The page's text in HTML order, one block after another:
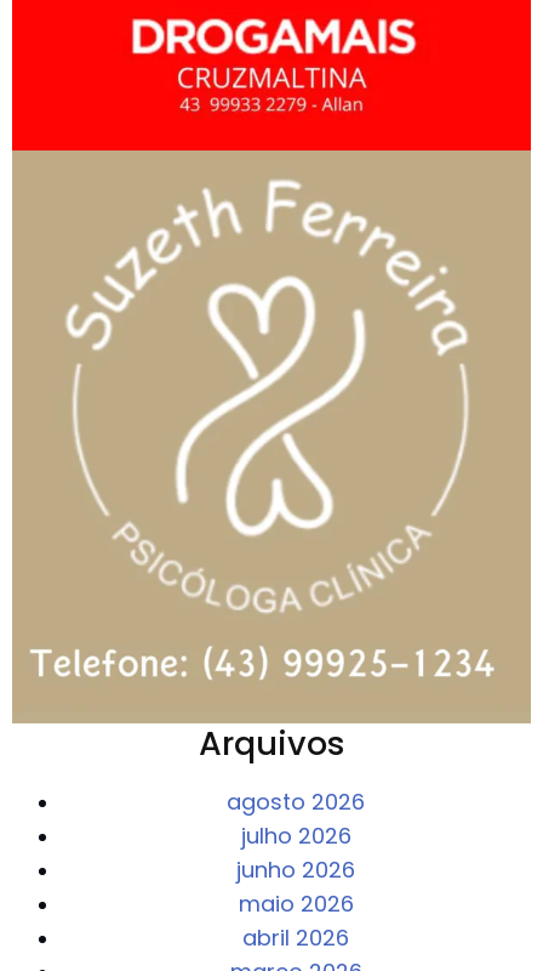
Arquivos
agosto 2026
julho 2026
junho 2026
maio 2026
abril 2026